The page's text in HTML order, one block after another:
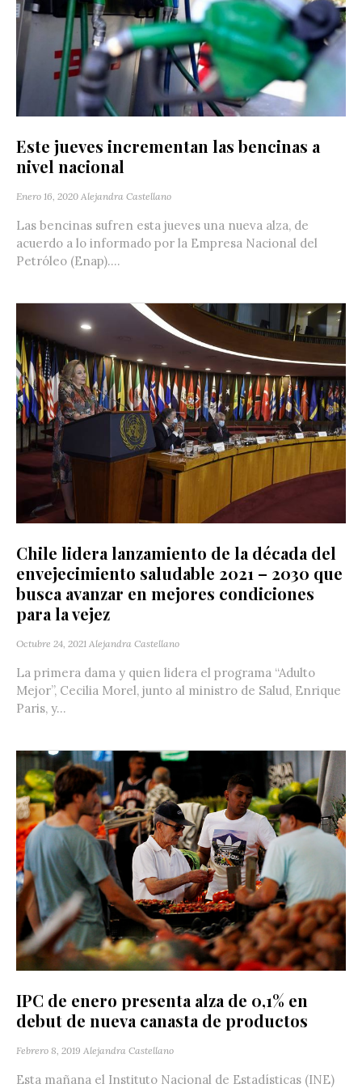
Este jueves incrementan las bencinas a
nivel nacional
Enero 16, 2020 Alejandra Castellano
Las bencinas sufren esta jueves una nueva alza, de
acuerdo a lo informado por la Empresa Nacional del
Petróleo (Enap)....
Chile lidera lanzamiento de la década del
envejecimiento saludable 2021 – 2030 que
busca avanzar en mejores condiciones
para la vejez
Octubre 24, 2021 Alejandra Castellano
La primera dama y quien lidera el programa “Adulto
Mejor”, Cecilia Morel, junto al ministro de Salud, Enrique
Paris, y...
IPC de enero presenta alza de 0,1% en
debut de nueva canasta de productos
Febrero 8, 2019 Alejandra Castellano
Esta mañana el Instituto Nacional de Estadísticas (INE)